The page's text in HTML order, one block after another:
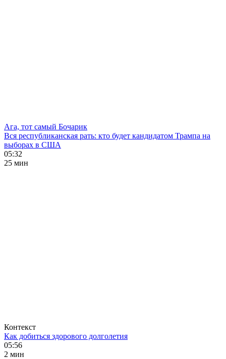
Ага, тот самый Бочарик
Вся республиканская рать: кто будет кандидатом Трампа на
выборах в США
05:32
25 мин
Контекст
Как добиться здорового долголетия
05:56
2 мин